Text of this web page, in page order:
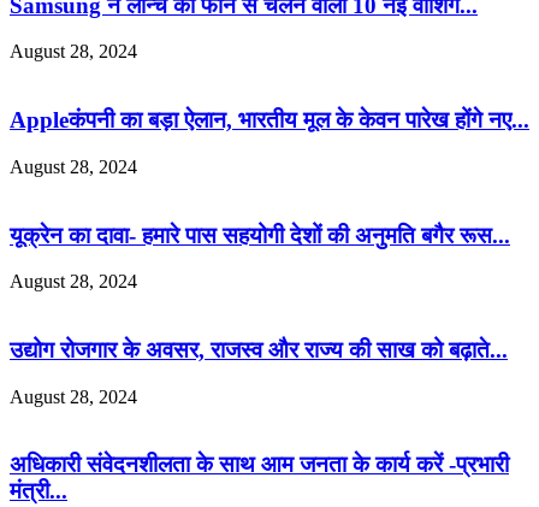
August 28, 2024
Appleकंपनी का बड़ा ऐलान, भारतीय मूल के केवन पारेख होंगे नए...
August 28, 2024
यूक्रेन का दावा- हमारे पास सहयोगी देशों की अनुमति बगैर रूस...
August 28, 2024
उद्योग रोजगार के अवसर, राजस्व और राज्य की साख को बढ़ाते...
August 28, 2024
अधिकारी संवेदनशीलता के साथ आम जनता के कार्य करें -प्रभारी
मंत्री...